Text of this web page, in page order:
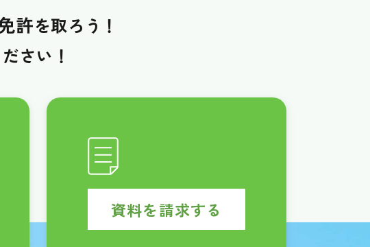
許を取ろう！
さい！
資料を請求する